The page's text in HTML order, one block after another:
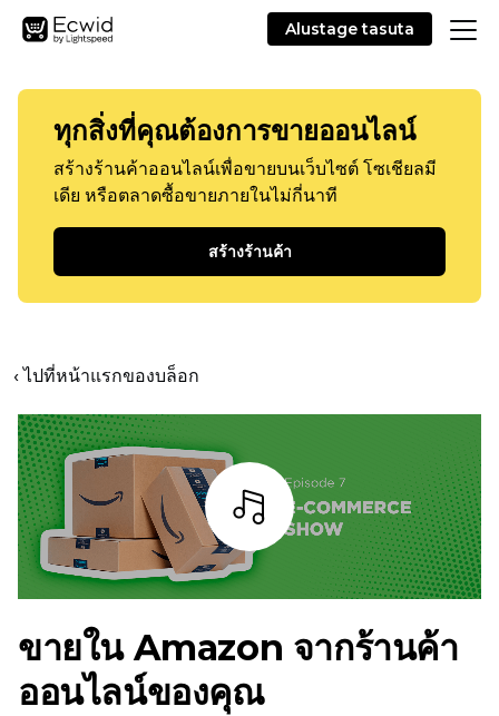
Alustage tasuta
ทุกสิ่งที่คุณต้องการขายออนไลน์
สร้างร้านค้าออนไลน์เพื่อขายบนเว็บไซต์ โซเชียลมี
เดีย หรือตลาดซื้อขายภายในไม่กี่นาที
สร้างร้านค้า
‹ ไปที่หน้าแรกของบล็อก
ฟัง
ขายใน Amazon จากร้านค้า
ออนไลน์ของคุณ